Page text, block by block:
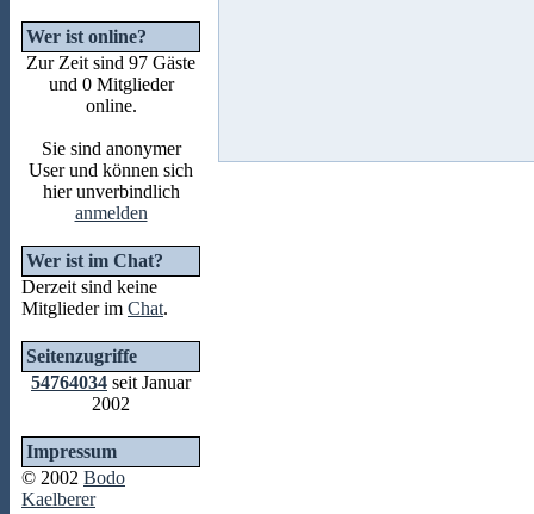
Wer ist online?
Zur Zeit sind 97 Gäste
und 0 Mitglieder
online.
Sie sind anonymer
User und können sich
hier unverbindlich
anmelden
Wer ist im Chat?
Derzeit sind keine
Mitglieder im Chat.
Seitenzugriffe
54764034 seit Januar
2002
Impressum
© 2002 Bodo
Kaelberer